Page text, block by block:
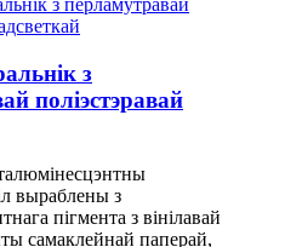
з
поліэстэравай
выраблены з
пігмента з вінілавай
самаклейнай паперай,